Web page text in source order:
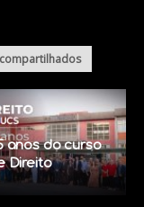
anos do curso
Direito